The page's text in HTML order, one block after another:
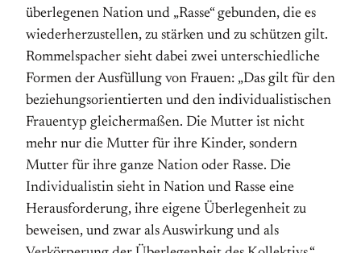
überlegenen Nation und „Rasse“ gebunden, die es
wiederherzustellen, zu stärken und zu schützen gilt.
Rommelspacher sieht dabei zwei unterschiedliche
Formen der Ausfüllung von Frauen: „Das gilt für den
beziehungsorientierten und den individualistischen
Frauentyp gleichermaßen. Die Mutter ist nicht
mehr nur die Mutter für ihre Kinder, sondern
Mutter für ihre ganze Nation oder Rasse. Die
Individualistin sieht in Nation und Rasse eine
Herausforderung, ihre eigene Überlegenheit zu
beweisen, und zwar als Auswirkung und als